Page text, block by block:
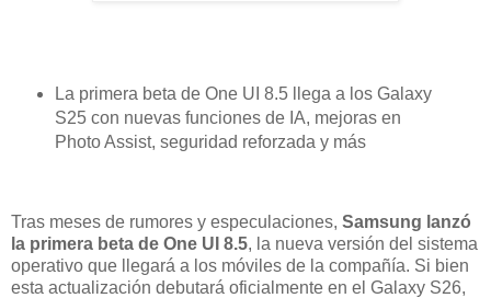
La primera beta de One UI 8.5 llega a los Galaxy
S25 con nuevas funciones de IA, mejoras en
Photo Assist, seguridad reforzada y más
Tras meses de rumores y especulaciones, Samsung lanzó
la primera beta de One UI 8.5, la nueva versión del sistema
operativo que llegará a los móviles de la compañía. Si bien
esta actualización debutará oficialmente en el Galaxy S26,